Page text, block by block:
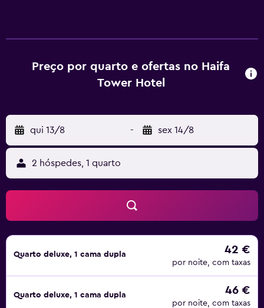
acomodações providenciam roupa de cama e toalhas.
Jardins Bahá’í em ʻAkkō fica a 26 km de Haifa Tower Hotel -
minutos a pé de distância. O Aeroporto de Haifa fica a 9
km da propriedade.
Preço por quarto e ofertas no Haifa
Tower Hotel
qui 13/8 - sex 14/8
2 hóspedes, 1 quarto
Quarto deluxe, 1 cama dupla 42 €
por noite, com taxas
Quarto deluxe, 1 cama dupla 46 €
por noite, com taxas